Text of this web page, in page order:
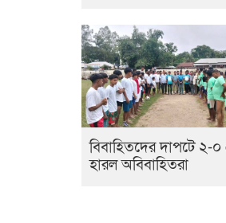
বিবাহিতদের দাপটে ২-
হারল অবিবাহিতরা